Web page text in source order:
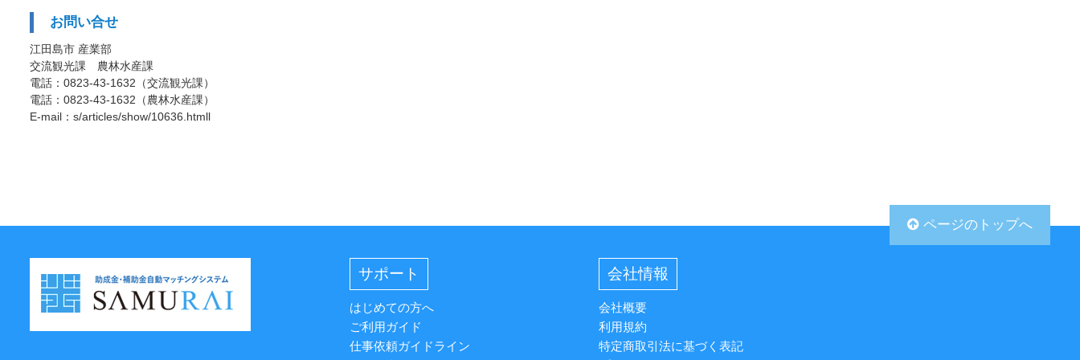
お問い合せ
江田島市 産業部
交流観光課 農林水産課
電話：0823-43-1632（交流観光課）
電話：0823-43-1632（農林水産課）
E-mail：s/articles/show/10636.htmll
ページのトップへ
サポート
はじめての方へ
ご利用ガイド
仕事依頼ガイドライン
会社情報
会社概要
利用規約
特定商取引法に基づく表記